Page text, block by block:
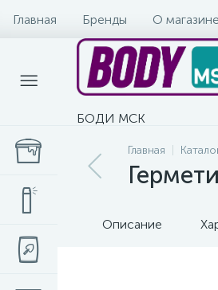
Главная Бренды О магазине
БОДИ МСК
Главная
Описание